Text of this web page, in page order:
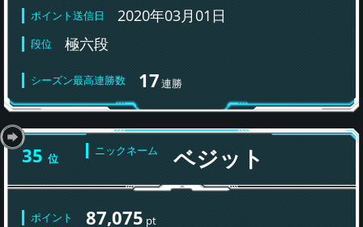
ポイント送信日
2020年03月01日
段位 極六段
シーズン最高連勝数 17連勝
35 位
ニックネーム ベジット
ポイント 87,075 pt